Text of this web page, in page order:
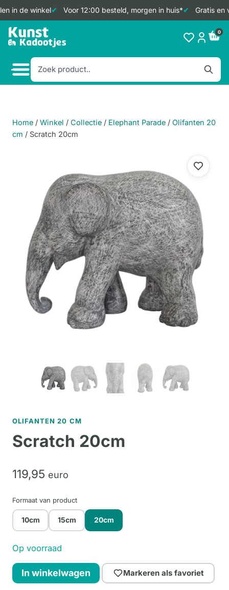
in de winkel Voor 12:00 besteld, morgen in huis* Gratis en
Doorgaan
naar
0
Home / Winkel / Collectie / Elephant Parade / Olifanten 20
cm / Scratch 20cm
OLIFANTEN 20 CM
Scratch 20cm
119,95 euro
Formaat van product
10cm 15cm 20cm
Op voorraad
Scratch
20cm
In winkelwagen Markeren als favoriet